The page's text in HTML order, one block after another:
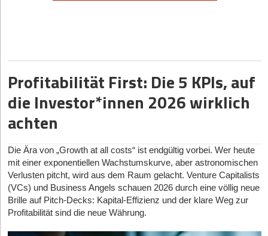
damit beraten, sich an ein anderes Kreditinstitut zu wenden.
Zusatzkosten sollten genau beachtet werden
spezielle Zusatzkosten, die entstehen. So gibt es eventuell
Bearbeitungsgebühren oder Kontoführungsgebühren. Dies ist zwar
nicht außergewöhnlich, doch sollten diese Kosten vor der
Unterschrift genau beachtet und kalkuliert werden.
Diese kleinen Fallen findet man übrigens nicht nur in
Kreditverträgen, sondern ebenfalls sehr gerne in
Profitabilität First: Die 5 KPIs, auf
die Investor*innen 2026 wirklich
achten
Die Ära von „Growth at all costs“ ist endgültig vorbei. Wer heute
mit einer exponentiellen Wachstumskurve, aber astronomischen
Verlusten pitcht, wird aus dem Raum gelacht. Venture Capitalists
(VCs) und Business Angels schauen 2026 durch eine völlig neue
Brille auf Pitch-Decks: Kapital-Effizienz und der klare Weg zur
Profitabilität sind die neue Währung.